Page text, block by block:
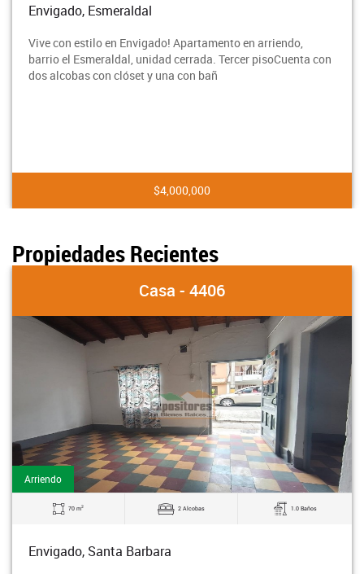
Envigado, Esmeraldal
Vive con estilo en Envigado! Apartamento en arriendo,
barrio el Esmeraldal, unidad cerrada. Tercer pisoCuenta con
dos alcobas con clóset y una con bañ
$4,000,000
Propiedades Recientes
Casa - 4406
Arriendo
70 m2 2 Alcobas 1.0 Baños
Envigado, Santa Barbara